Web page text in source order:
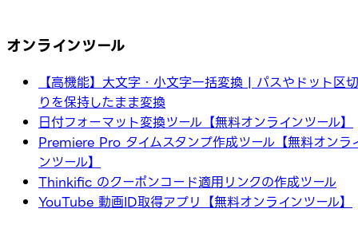
オンラインツール
【高機能】大文字・小文字一括変換 | パスやドット区切
りを保持したまま変換
日付フォーマット変換ツール【無料オンラインツール】
Premiere Pro タイムスタンプ作成ツール【無料オンラ
ンツール】
Thinkific のクーポンコード適用リンクの作成ツール
YouTube 動画ID取得アプリ【無料オンラインツール】